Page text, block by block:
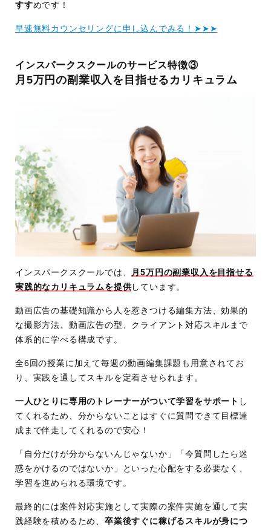
すすめです！
早速無料カウンセリングに申し込んでみる！➤➤➤
インスパークスクールのサービス特徴③
月5万円の副業収入を目指せるカリキュラム
インスパークスクールでは、
月5万円の副業収入を目指せる
実践的なカリキュラムを提供 しています。
動画広告の基礎知識から人を惹きつける編集方法、効果的
な撮影方法、動画広告の型、クライアント対応スキルまで
体系的に学べる構成です。
全6回の授業に加えて毎週の動画編集課題も用意されてお
り、実践を通してスキルを定着させられます。
一人ひとりに専用のトレーナーがついて学習をサポート し
てくれるため、分からないことはすぐに質問できて目標達
成まで伴走してくれるので安心！
「自分だけが分からないんじゃないか」「今質問したら迷
惑をかけるのではないか」といった心配をする必要なく、
学習を進められる環境です。
最終的には案件対応実施として実際の案件実施を通して実
践経験を積めるため、 卒業後すぐに稼げるスキルが身につ